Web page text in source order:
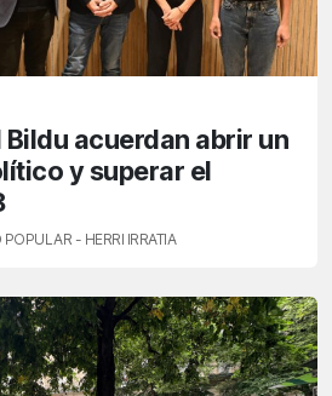
Bildu acuerdan abrir un
y superar el
- HERRI IRRATIA